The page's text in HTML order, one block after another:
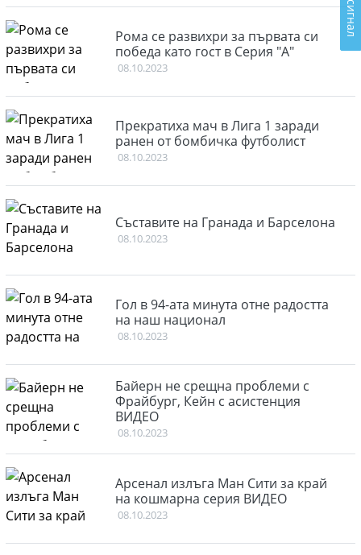
Рома се развихри за първата си
победа като гост в Серия "А"
08.10.2023
Прекратиха мач в Лига 1 заради
ранен от бомбичка футболист
08.10.2023
Съставите на Гранада и Барселона
08.10.2023
Гол в 94-ата минута отне радостта
на наш национал
08.10.2023
Байерн не срещна проблеми с
Фрайбург, Кейн с асистенция
ВИДЕО
08.10.2023
Арсенал излъга Ман Сити за край
на кошмарна серия ВИДЕО
08.10.2023